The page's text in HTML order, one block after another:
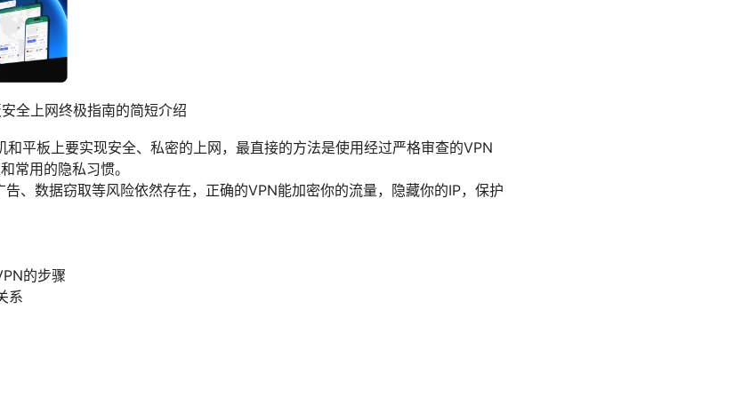
全上网终极指南的简短介绍
平板上要实现安全、私密的上网，最直接的方法是使用经过严格审查的VPN
常用的隐私习惯。
告、数据窃取等风险依然存在，正确的VPN能加密你的流量，隐藏你的IP，保护
的步骤
系